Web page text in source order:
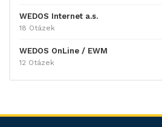
WEDOS Internet a.s.
18 Otázek
WEDOS OnLine / EWM
12 Otázek